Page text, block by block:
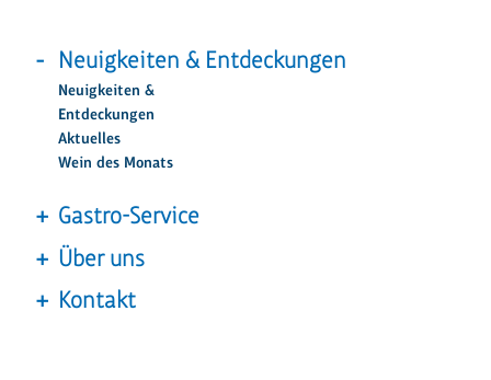
Neuigkeiten & Entdeckungen
Neuigkeiten &
Entdeckungen
Aktuelles
Wein des Monats
Gastro-Service
Über uns
Kontakt